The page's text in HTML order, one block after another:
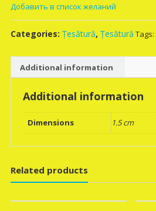
Добавить в список желаний
Categories: Țesătură, Țesătură Tags:
Additional information
Additional information
Dimensions 1.5 cm
Related products